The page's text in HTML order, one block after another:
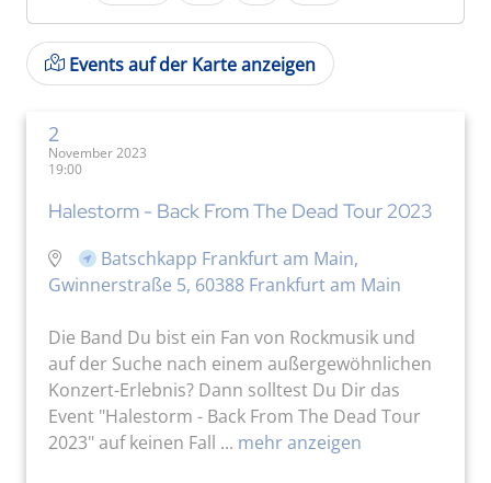
Events auf der Karte anzeigen
2
November 2023
19:00
Halestorm - Back From The Dead Tour 2023
Batschkapp Frankfurt am Main,
Gwinnerstraße 5, 60388 Frankfurt am Main
Die Band Du bist ein Fan von Rockmusik und
auf der Suche nach einem außergewöhnlichen
Konzert-Erlebnis? Dann solltest Du Dir das
Event "Halestorm - Back From The Dead Tour
2023" auf keinen Fall ... mehr anzeigen